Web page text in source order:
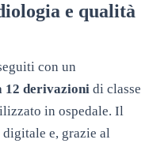
e qualità
con un
12 derivazioni di classe
in ospedale. Il
e, grazie al